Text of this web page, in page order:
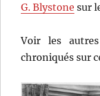
G. Blystone sur
Voir les
chroniqués sur